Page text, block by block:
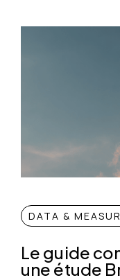
DATA &
Le guide
une étude